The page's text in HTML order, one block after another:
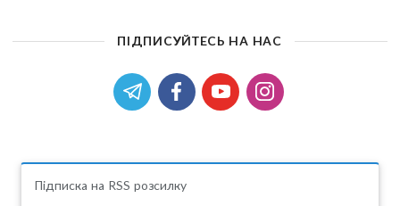
ПІДПИСУЙТЕСЬ НА НАС
Підписка на RSS розсилку